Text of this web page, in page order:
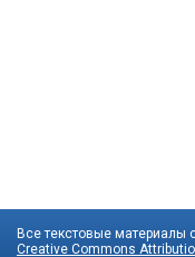
Все текстовые материалы
Creative Commons